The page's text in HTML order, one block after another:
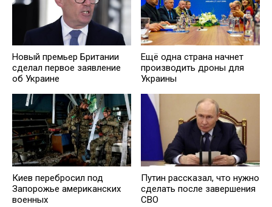
Новый премьер Британии
сделал первое заявление
об Украине
Ещё одна страна начнет
производить дроны для
Украины
Киев перебросил под
Запорожье американских
военных
Путин рассказал, что нужно
сделать после завершения
СВО